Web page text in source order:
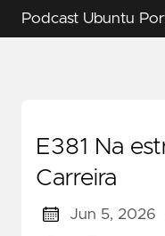
Podcast Ubuntu
E381 Na
Carreira
Jun 5, 2026